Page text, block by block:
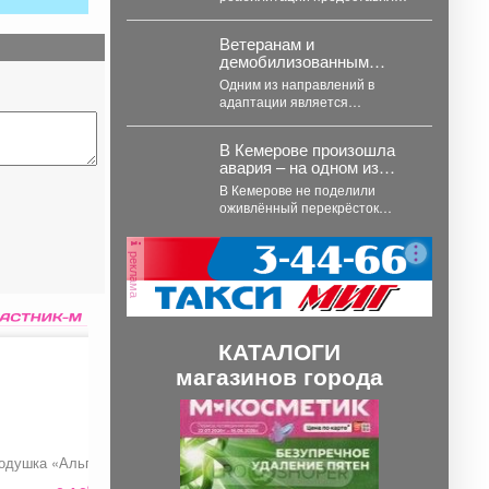
«Альпака» Лопата-скрепер
«Ратник»
Фужеры для
драйве электроколясок.
Ветеранам и
демобилизованным
участникам СВО
помогают адаптироваться
к мирной жизни.
Одним из направлений в
адаптации является
национального проекта на
примере...
В Кемерове произошла
авария – на одном из
самых "защищённых"
перекрёстков
В Кемерове не поделили
оживлённый перекрёсток
вырвало колесо. В
понедельник,...
реклама
КАТАЛОГИ
магазинов города